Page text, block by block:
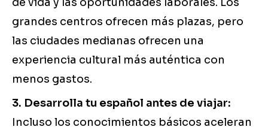
grandes centros ofrecen más plazas, pero
las ciudades medianas ofrecen una
experiencia cultural más auténtica con
menos gastos.
3. Desarrolla tu español antes de viajar:
Incluso los conocimientos básicos aceleran